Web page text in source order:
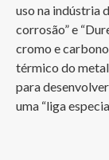
uso na indústria
corrosão” e
cromo e
térmico do
para
uma “liga